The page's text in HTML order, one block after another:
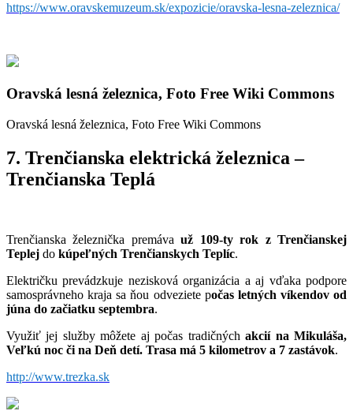
https://www.oravskemuzeum.sk/expozicie/oravska-lesna-zeleznica/
Oravská lesná železnica, Foto Free Wiki Commons
Oravská lesná železnica, Foto Free Wiki Commons
7. Trenčianska elektrická železnica –
Trenčianska Teplá
Trenčianska železnička premávauž 109-ty rok z Trenčianskej
Teplej do kúpeľných Trenčianskych Teplíc.
Električku prevádzkuje nezisková organizácia a aj vďaka podpore
samosprávneho kraja sa ňou odveziete počas letných víkendov od
júna do začiatku septembra.
Využiť jej služby môžete aj počas tradičnýchakcií na Mikuláša,
Veľkú noc či na Deň detí. Trasa má 5 kilometrov a 7 zastávok.
http://www.trezka.sk